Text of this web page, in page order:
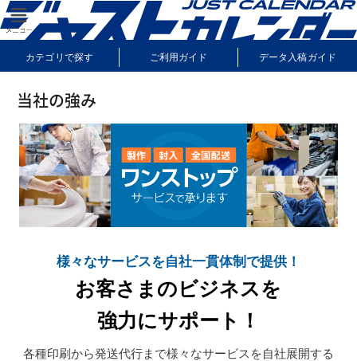
カテゴリで探す ご利用ガイド データ入稿ガイド
当社の強み
様々なサービスを自社一貫体制で提供！
お客さまのビジネスを
強力にサポート！
各種印刷から発送代行まで様々なサービスを自社展開する